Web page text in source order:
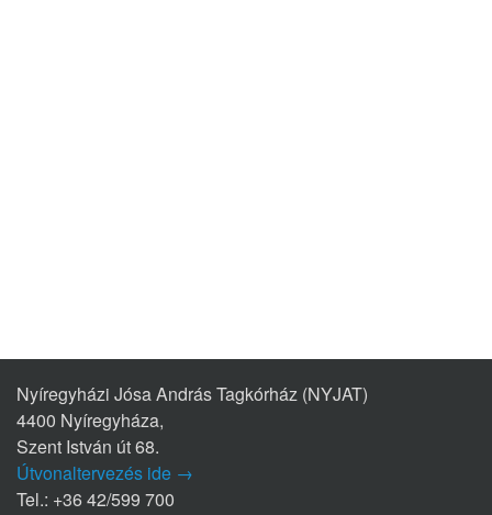
Nyíregyházi Jósa András Tagkórház (NYJAT)
4400 Nyíregyháza,
Szent István út 68.
Útvonaltervezés ide →
Tel.: +36 42/599 700